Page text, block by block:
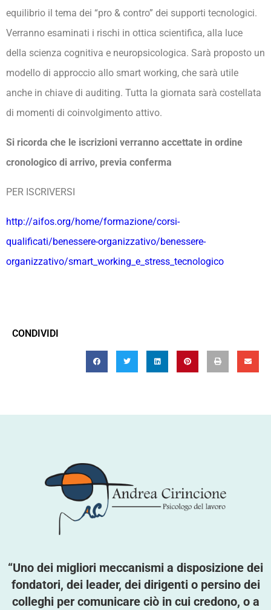
equilibrio il tema dei “pro & contro” dei supporti tecnologici.
Verranno esaminati i rischi in ottica scientifica, alla luce
della scienza cognitiva e neuropsicologica. Sarà proposto un
modello di approccio allo smart working, che sarà utile
anche in chiave di auditing. Tutta la giornata sarà costellata
di momenti di coinvolgimento attivo.
Si ricorda che le iscrizioni verranno accettate in ordine
cronologico di arrivo, previa conferma
PER ISCRIVERSI
http://aifos.org/home/formazione/corsi-
qualificati/benessere-organizzativo/benessere-
organizzativo/smart_working_e_stress_tecnologico
CONDIVIDI
“Uno dei migliori meccanismi a disposizione dei
fondatori, dei leader, dei dirigenti o persino dei
colleghi per comunicare ciò in cui credono, o a